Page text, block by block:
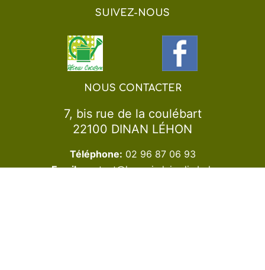
SUIVEZ-NOUS
NOUS CONTACTER
7, bis rue de la coulébart
22100 DINAN LÉHON
Téléphone: 02 96 87 06 93
Email:contact@lesamisdujardin.bzh